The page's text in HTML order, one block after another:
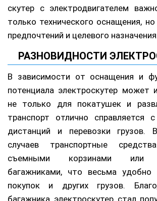
скутер с электродвигателем
только технического оснащения,
предпочтений и целевого назначения.
РАЗНОВИДНОСТИ
В зависимости от оснащения и
потенциала электроскутер может
не только для покатушек и
транспорт отлично справляется
дистанций и перевозки грузов.
случаев транспортные
съемными корзинами или
багажниками, что весьма удобно
покупок и других грузов.
багажника электроскутер стал